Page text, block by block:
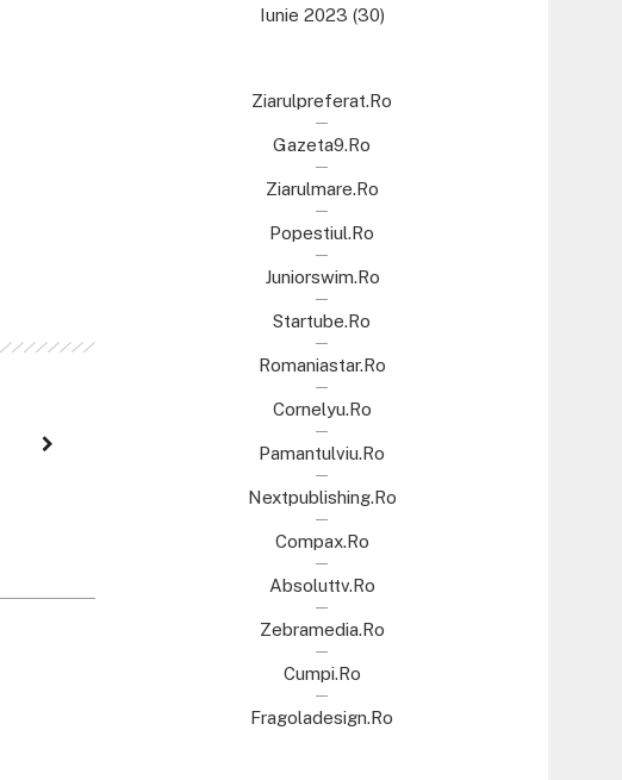
Iunie 2023 (30)
Ziarulpreferat.ro
Gazeta9.ro
Ziarulmare.ro
Popestiul.ro
Juniorswim.ro
Startube.ro
Romaniastar.ro
Cornelyu.ro
Pamantulviu.ro
Nextpublishing.ro
Compax.ro
Absoluttv.ro
Zebramedia.ro
Cumpi.ro
Fragoladesign.ro